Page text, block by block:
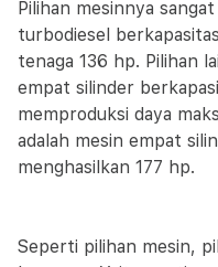
Pilihan mesinnya
turbodiesel
tenaga 136 hp. Pilihan
empat silinder
memproduksi daya
adalah mesin empat
menghasilkan 177 hp.
Seperti pilihan mesin,